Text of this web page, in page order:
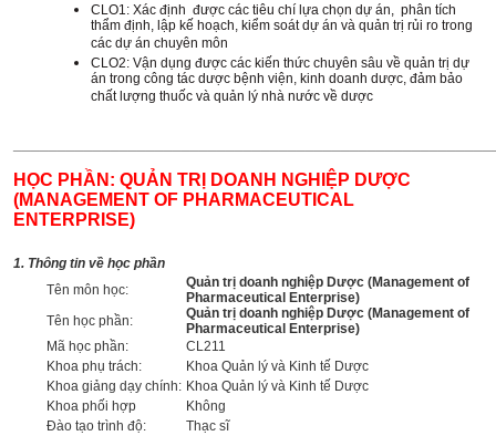
CLO1: Xác định được các tiêu chí lựa chọn dự án, phân tích
thẩm định, lập kế hoạch, kiểm soát dự án và quản trị rủi ro trong
các dự án chuyên môn
CLO2: Vận dụng được các kiến thức chuyên sâu về quản trị dự
án trong công tác dược bệnh viện, kinh doanh dược, đảm bảo
chất lượng thuốc và quản lý nhà nước về dược
HỌC PHẦN: QUẢN TRỊ DOANH NGHIỆP DƯỢC
(MANAGEMENT OF PHARMACEUTICAL
ENTERPRISE)
1. Thông tin về học phần
Tên môn học:
Quản trị doanh nghiệp Dược (Management of
Pharmaceutical Enterprise)
Tên học phần:
Quản trị doanh nghiệp Dược (Management of
Pharmaceutical Enterprise)
Mã học phần:
CL211
Khoa phụ trách:
Khoa Quản lý và Kinh tế Dược
Khoa giảng dạy chính: Khoa Quản lý và Kinh tế Dược
Khoa phối hợp
Không
Đào tạo trình độ:
Thạc sĩ